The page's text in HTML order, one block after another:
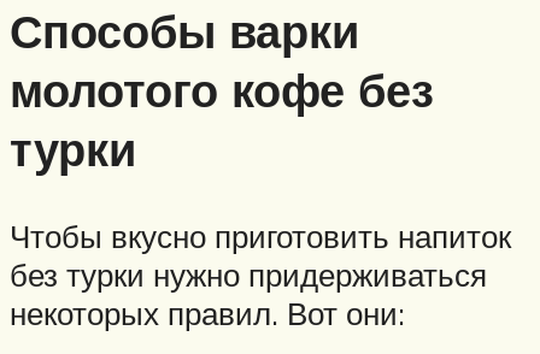
Способы варки
молотого кофе без
турки
Чтобы вкусно приготовить напиток
без турки нужно придерживаться
некоторых правил. Вот они: